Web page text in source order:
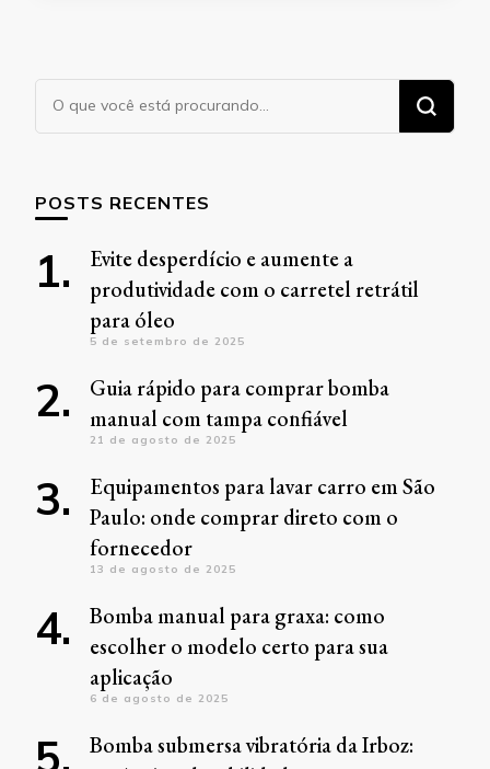
Procurando
algo?
POSTS RECENTES
Evite desperdício e aumente a
produtividade com o carretel retrátil
para óleo
5 de setembro de 2025
Guia rápido para comprar bomba
manual com tampa confiável
21 de agosto de 2025
Equipamentos para lavar carro em São
Paulo: onde comprar direto com o
fornecedor
13 de agosto de 2025
Bomba manual para graxa: como
escolher o modelo certo para sua
aplicação
6 de agosto de 2025
Bomba submersa vibratória da Irboz: